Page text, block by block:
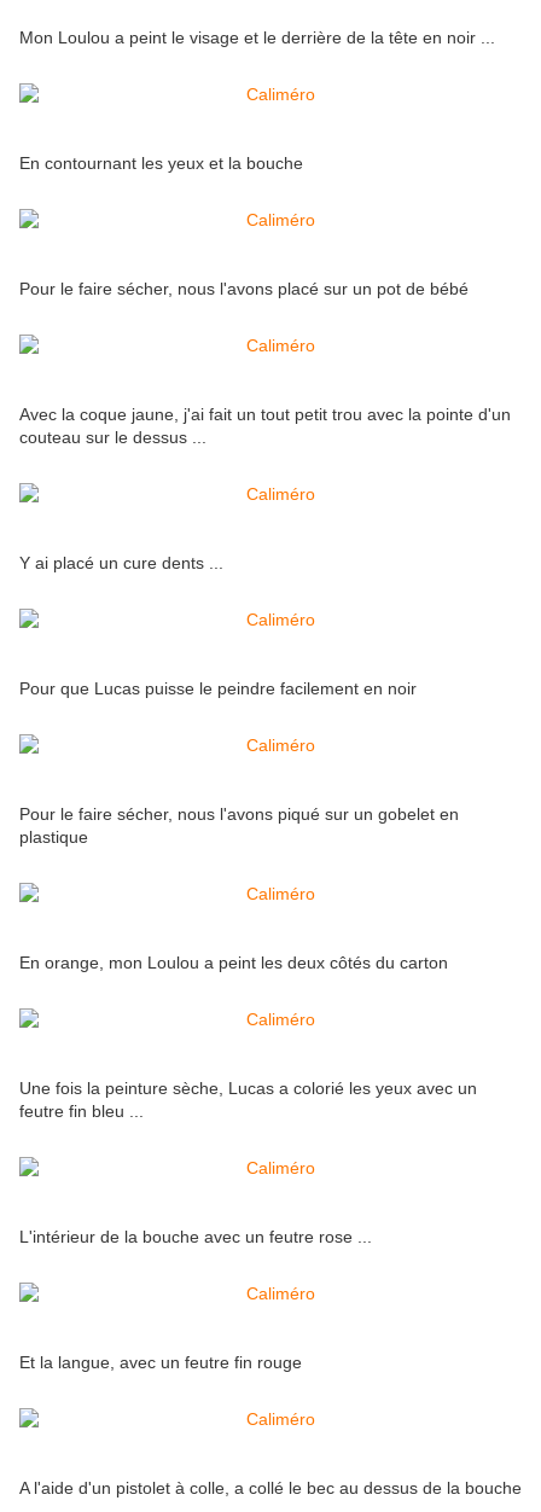
Mon Loulou a peint le visage et le derrière de la tête en noir ...
En contournant les yeux et la bouche
Pour le faire sécher, nous l'avons placé sur un pot de bébé
Avec la coque jaune, j'ai fait un tout petit trou avec la pointe d'un
couteau sur le dessus ...
Y ai placé un cure dents ...
Pour que Lucas puisse le peindre facilement en noir
Pour le faire sécher, nous l'avons piqué sur un gobelet en
plastique
En orange, mon Loulou a peint les deux côtés du carton
Une fois la peinture sèche, Lucas a colorié les yeux avec un
feutre fin bleu ...
L'intérieur de la bouche avec un feutre rose ...
Et la langue, avec un feutre fin rouge
A l'aide d'un pistolet à colle, a collé le bec au dessus de la bouche